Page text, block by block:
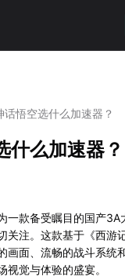
话悟空选什么加速器？
什么加速器？
一款备受瞩目的国产
关注。这款基于《西游
画面、流畅的战斗系统
视觉与体验的盛宴。